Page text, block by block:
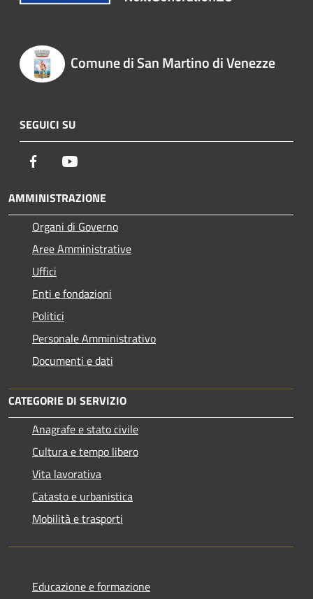
Comune di San Martino di Venezze
SEGUICI SU
Facebook
AMMINISTRAZIONE
Organi di Governo
Aree Amministrative
Uffici
Enti e fondazioni
Politici
Personale Amministrativo
Documenti e dati
CATEGORIE DI SERVIZIO
Anagrafe e stato civile
Cultura e tempo libero
Vita lavorativa
Catasto e urbanistica
Mobilità e trasporti
Educazione e formazione